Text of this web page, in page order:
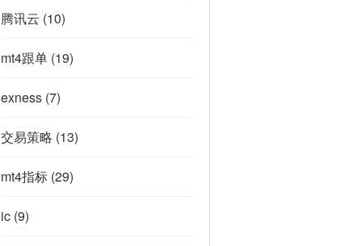
腾讯云 (10)
mt4跟单(19)
exness(7)
交易策略 (13)
mt4指标(29)
ic(9)